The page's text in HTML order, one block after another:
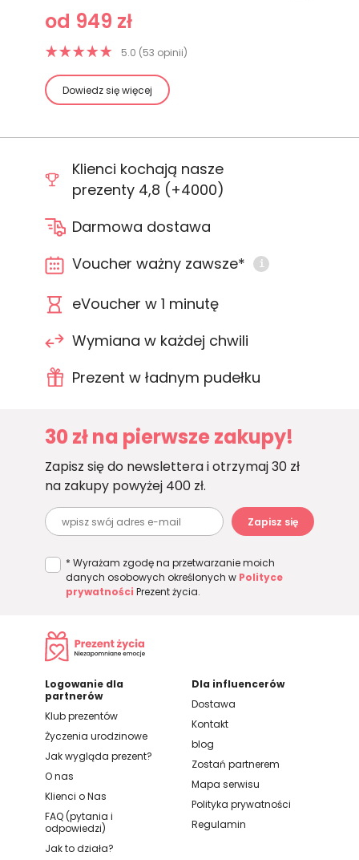
od 949 zł
5.0 (53 opinii)
Dowiedz się więcej
Klienci kochają nasze
prezenty 4,8 (+4000)
Darmowa dostawa
Voucher ważny zawsze*
i
eVoucher w 1 minutę
Wymiana w każdej chwili
Prezent w ładnym pudełku
30 zł na pierwsze zakupy!
Zapisz się do newslettera i otrzymaj 30 zł
na zakupy powyżej 400 zł.
Zapisz się
* Wyrażam zgodę na przetwarzanie moich
danych osobowych określonych w Polityce
prywatności Prezent życia.
Logowanie dla
partnerów
Klub prezentów
Życzenia urodzinowe
Jak wygląda prezent?
O nas
Klienci o Nas
FAQ (pytania i
odpowiedzi)
Jak to działa?
Dla influencerów
Dostawa
Kontakt
blog
Zostań partnerem
Mapa serwisu
Polityka prywatności
Regulamin